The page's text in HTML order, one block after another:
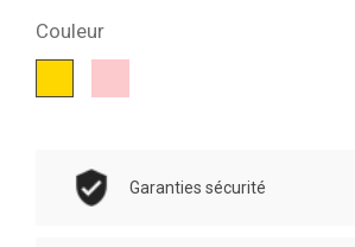
Couleur
Garanties sécurité